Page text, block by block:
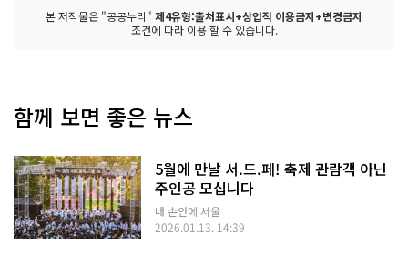
본 저작물은 "공공누리" 제4유형:출처표시+상업적 이용금지+변경금지
조건에 따라 이용 할 수 있습니다.
함께 보면 좋은 뉴스
5월에 만날 서.드.페! 축제 관람객 아닌
주인공 모십니다
내 손안에 서울
2026.01.13. 14:39